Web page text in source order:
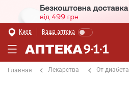
Киев Ваша аптека
Главная Лекарства От диабета